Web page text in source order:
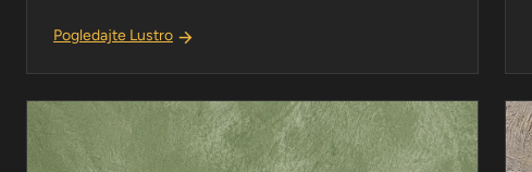
Pogledajte Lustro